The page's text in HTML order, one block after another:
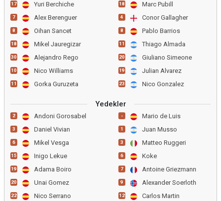
17 Yuri Berchiche
7 Alex Berenguer
8 Oihan Sancet
18 Mikel Jauregizar
30 Alejandro Rego
10 Nico Williams
11 Gorka Guruzeta
18 Marc Pubill
4 Conor Gallagher
8 Pablo Barrios
11 Thiago Almada
20 Giuliano Simeone
19 Julian Alvarez
23 Nico Gonzalez
Yedekler
2 Andoni Gorosabel
3 Daniel Vivian
6 Mikel Vesga
15 Inigo Lekue
19 Adama Boiro
20 Unai Gomez
22 Nico Serrano
- Mario de Luis
1 Juan Musso
3 Matteo Ruggeri
6 Koke
7 Antoine Griezmann
9 Alexander Soerloth
12 Carlos Martin